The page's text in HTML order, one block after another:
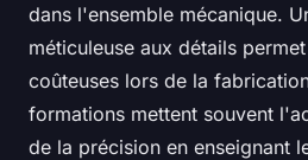
dans l'ensemble mécanique.
méticuleuse aux détails
coûteuses lors de la
formations mettent souvent
de la précision en enseignant